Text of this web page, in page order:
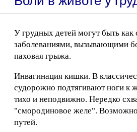
У грудных детей могут быть
заболеваниями, вызывающими
паховая грыжа.
Инвагинация кишки. В
судорожно подтягивают ноги к
тихо и неподвижно. Нередко
"смородиновое желе".
путей.